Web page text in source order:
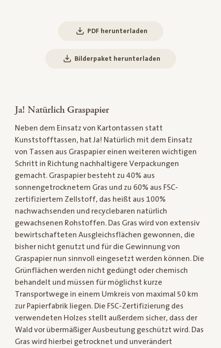
PDF herunterladen
Bilderpaket herunterladen
Ja! Natürlich Graspapier
Neben dem Einsatz von Kartontassen statt
Kunststofftassen, hat Ja! Natürlich mit dem Einsatz
von Tassen aus Graspapier einen weiteren wichtigen
Schritt in Richtung nachhaltigere Verpackungen
gemacht. Graspapier besteht zu 40% aus
sonnengetrocknetem Gras und zu 60% aus FSC-
zertifiziertem Zellstoff, das heißt aus 100%
nachwachsenden und recyclebaren natürlich
gewachsenen Rohstoffen. Das Gras wird von extensiv
bewirtschafteten Ausgleichsflächen gewonnen, die
bisher nicht genutzt und für die Gewinnung von
Graspapier nun sinnvoll eingesetzt werden können. Die
Grünflächen werden nicht gedüngt oder chemisch
behandelt und müssen für möglichst kurze
Transportwege in einem Umkreis von maximal 50 km
zur Papierfabrik liegen. Die FSC-Zertifizierung des
verwendeten Holzes stellt außerdem sicher, dass der
Wald vor übermäßiger Ausbeutung geschützt wird. Das
Gras wird hierbei getrocknet und unverändert